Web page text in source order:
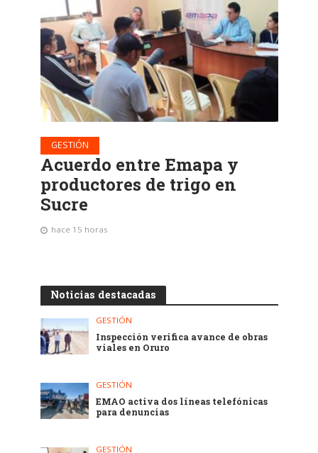
GESTIÓN
Acuerdo entre Emapa y
productores de trigo en
Sucre
hace 15 horas
Noticias destacadas
GESTIÓN
Inspección verifica avance de obras
viales en Oruro
GESTIÓN
EMAO activa dos líneas telefónicas
para denuncias
GESTIÓN